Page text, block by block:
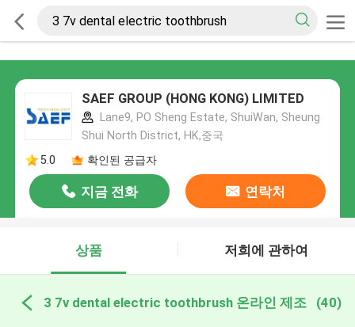
SAEF GROUP (HONG KONG) LIMITED
Lane9, PO Sheng Estate, ShuiWan, Sheung
Shui North District, HK,중국
5.0
확인된 공급자
지금 전화 연락처
상품 저희에 관하여
3 7v dental electric toothbrush 온라인 제조 (40)